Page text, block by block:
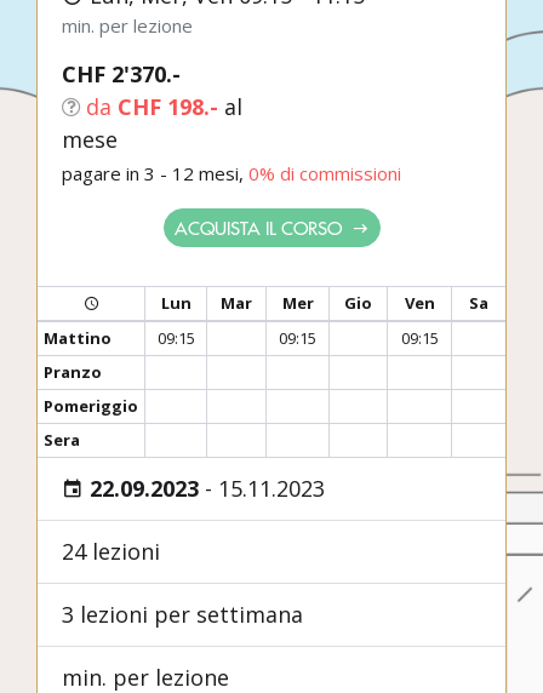
min. per lezione
CHF 2'370.-
da CHF 198.- al
mese
pagare in 3 - 12 mesi, 0% di commissioni
ACQUISTA IL CORSO
Lun Mar Mer Gio Ven
Sa
Mattino
09:15 09:15
09:15
Pranzo
Pomeriggio
Sera
22.09.2023 - 15.11.2023
24 lezioni
3 lezioni per settimana
min. per lezione